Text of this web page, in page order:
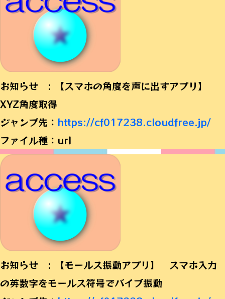
お知らせ : 【スマホの角度を声に出すアプリ】
XYZ角度取得
ジャンプ先： https://cf017238.cloudfree.jp/
ファイル種：url
お知らせ : 【モールス振動アプリ】 スマホ入力
の英数字をモールス符号でバイブ振動